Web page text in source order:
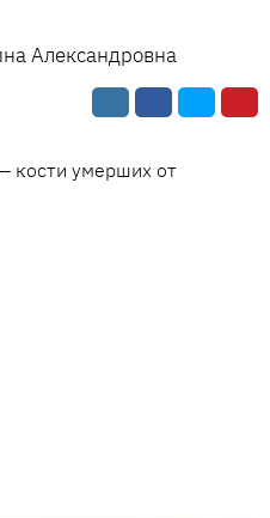
Александровна
кости умерших от